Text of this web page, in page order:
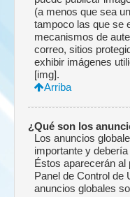
(a menos que sea
tampoco las que se
mecanismos de
correo, sitios
exhibir imágenes
[img].
Arriba
¿Qué son los
Los anuncios
importante y
Éstos aparecerán al
Panel de Control de
anuncios globales